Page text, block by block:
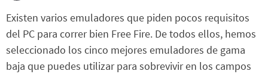
Existen varios emuladores que piden pocos requisitos
del PC para correr bien Free Fire. De todos ellos, hemos
seleccionado los cinco mejores emuladores de gama
baja que puedes utilizar para sobrevivir en los campos